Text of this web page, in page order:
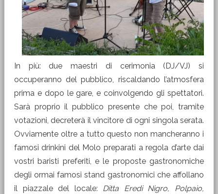
In più: due maestri di cerimonia (DJ/VJ) si
occuperanno del pubblico, riscaldando l’atmosfera
prima e dopo le gare, e coinvolgendo gli spettatori.
Sarà proprio il pubblico presente che poi, tramite
votazioni, decreterà il vincitore di ogni singola serata.
Ovviamente oltre a tutto questo non mancheranno i
famosi drinkini del Molo preparati a regola d’arte dai
vostri baristi preferiti, e le proposte gastronomiche
degli ormai famosi stand gastronomici che affollano
il piazzale del locale: Ditta Eredi Nigro, Polpaio,